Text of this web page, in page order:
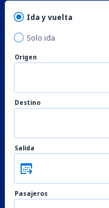
Ida y vuelta
Solo ida
Origen
Destino
Salida
Pasajeros